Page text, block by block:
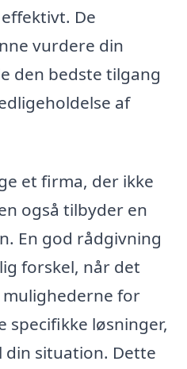
De
vurdere din
den bedste tilgang
af
et firma, der ikke
også tilbyder en
En god rådgivning
forskel, når det
for
løsninger,
din situation. Dette